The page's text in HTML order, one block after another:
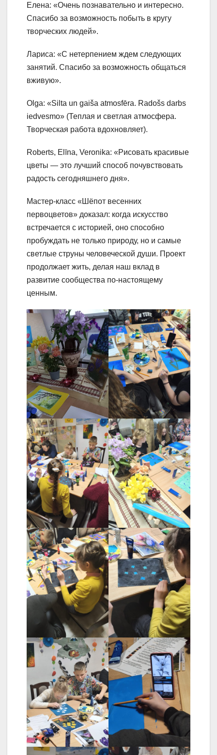
Елена: «Очень познавательно и интересно.
Спасибо за возможность побыть в кругу
творческих людей».
Лариса: «С нетерпением ждем следующих
занятий. Спасибо за возможность общаться
вживую».
Olga: «Silta un gaiša atmosfēra. Radošs darbs
iedvesmo» (Теплая и светлая атмосфера.
Творческая работа вдохновляет).
Roberts, Elīna, Veronika: «Рисовать красивые
цветы — это лучший способ почувствовать
радость сегодняшнего дня».
Мастер-класс «Шёпот весенних
первоцветов» доказал: когда искусство
встречается с историей, оно способно
пробуждать не только природу, но и самые
светлые струны человеческой души. Проект
продолжает жить, делая наш вклад в
развитие сообщества по-настоящему
ценным.